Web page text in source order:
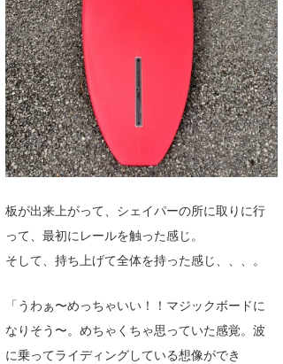
板が出来上がって、シェイパーの所に取りに行
って、最初にレールを触った感じ。
そして、持ち上げて全体を持った感じ、、、。
「うわぁ〜めっちゃいい！！マジックボードに
なりそう〜。めちゃくちゃ思っていた感覚。波
に乗ってライディングしている想像ができ
予報士 hiro.
banpaku
Mr.K
chappy
Romisea